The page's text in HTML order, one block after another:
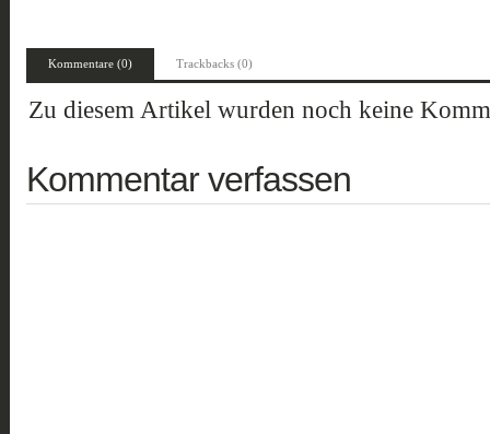
Kommentare (0) Trackbacks (0)
Zu diesem Artikel wurden noch keine
Kommentar verfassen